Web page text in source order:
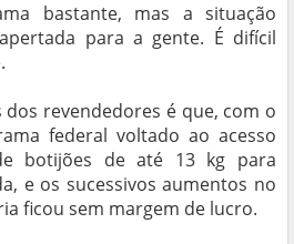
bastante, mas a situação
para a gente. É difícil
dos revendedores é que, com o
federal voltado ao acesso
botijões de até 13 kg para
e os sucessivos aumentos no
ficou sem margem de lucro.